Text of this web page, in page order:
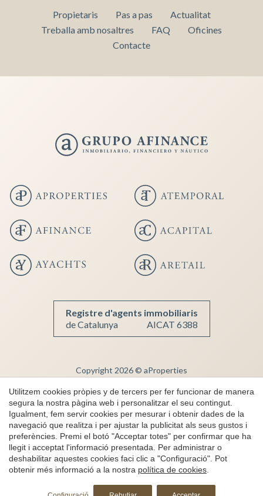
Sol·licita més informació
Propietaris Pas a pas
Actualitat
Treballa amb nosaltres
FAQ
Oficines
Contacte
Registre d'agents immobiliaris
de Catalunya
AICAT 6388
Copyright 2026 © aProperties
Immobiliària de Luxe
AICAT 6388
Nota Legal
Privacitat
Política de cookies
Canal de denúncies
Utilitzem cookies pròpies y de tercers per fer funcionar de manera
segura la nostra pàgina web i personalitzar el seu contingut.
Igualment, fem servir cookies per mesurar i obtenir dades de la
navegació que realitza i per ajustar la publicitat als seus gustos i
preferències. Premi el botó "Acceptar totes" per confirmar que ha
llegit i acceptat l'informació presentada. Per administrar o
deshabilitar aquestes cookies faci clic a "Configuració". Pot
obtenir més informació a la nostra política de cookies
Guardar configuració Acceptar totes